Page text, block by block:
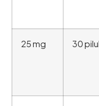
25 mg 30